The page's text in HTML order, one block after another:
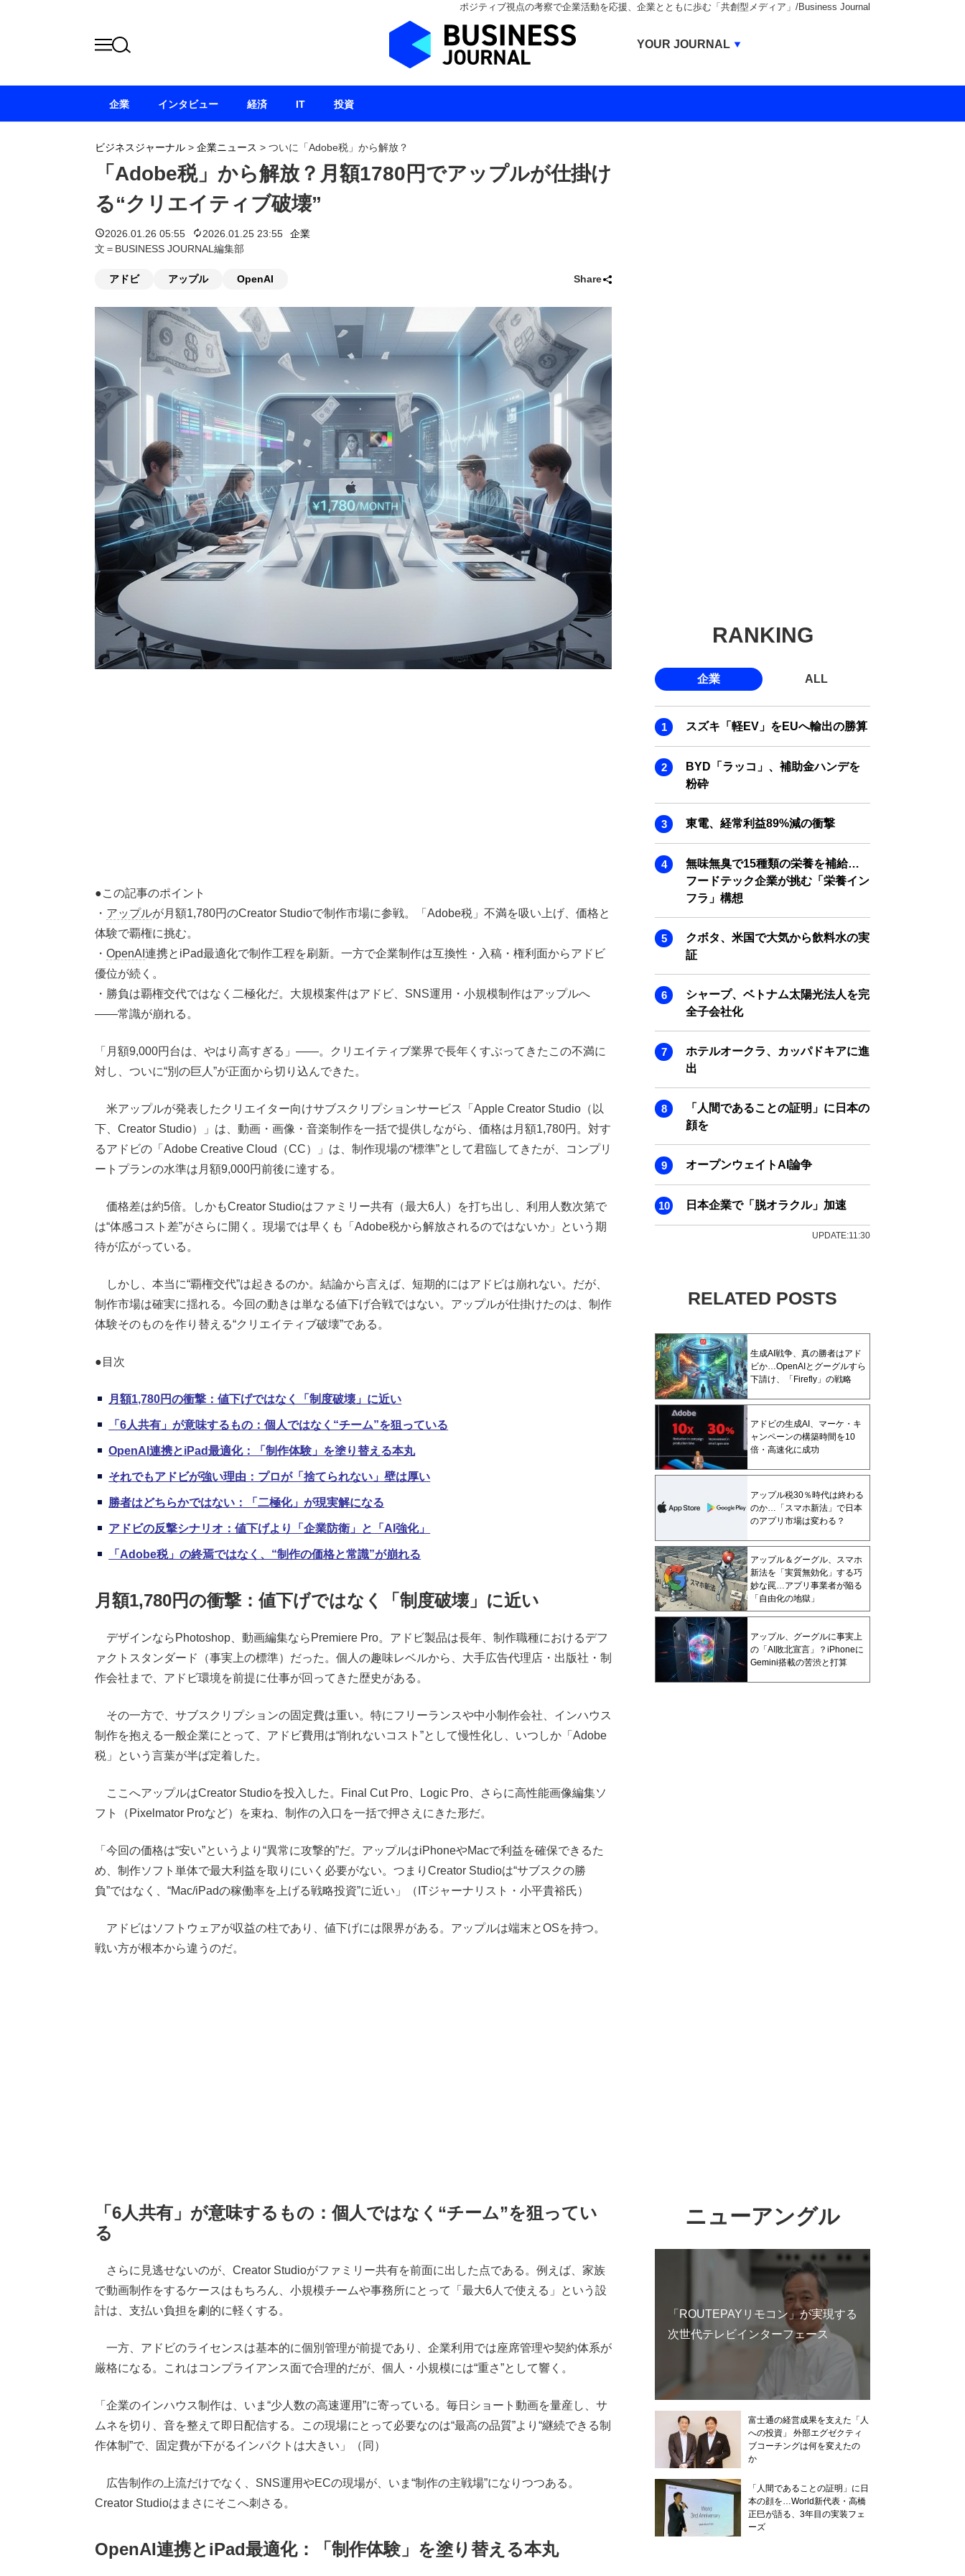
ポジティブ視点の考察で企業活動を応援、企業とともに歩む「共創型メディア」/Business Journal
ビジネスジャーナル > 企業ニュース > ついに「Adobe税」から解放？
「Adobe税」から解放？月額1780円でアップルが仕掛け
る“クリエイティブ破壊”
2026.01.26 05:55 2026.01.25 23:55
企業
文＝BUSINESS JOURNAL編集部
アドビ アップル OpenAI Share
●この記事のポイント
・ アップルが月額1,780円のCreator Studioで制作市場に参戦。「Adobe税」不満を吸い上げ、価格と
体験で覇権に挑む。
・ OpenAI 連携とiPad最適化で制作工程を刷新。一方で企業制作は互換性・入稿・権利面からアドビ
優位が続く。
・勝負は覇権交代ではなく二極化だ。大規模案件はアドビ、SNS運用・小規模制作はアップルへ
――常識が崩れる。
「月額9,000円台は、やはり高すぎる」――。クリエイティブ業界で長年くすぶってきたこの不満に
対し、ついに“別の巨人”が正面から切り込んできた。
米アップルが発表したクリエイター向けサブスクリプションサービス「Apple Creator Studio（以
下、Creator Studio）」は、動画・画像・音楽制作を一括で提供しながら、価格は月額1,780円。対す
るアドビの「Adobe Creative Cloud（CC）」は、制作現場の“標準”として君臨してきたが、コンプリ
ートプランの水準は月額9,000円前後に達する。
価格差は約5倍。しかもCreator Studioはファミリー共有（最大6人）を打ち出し、利用人数次第で
は“体感コスト差”がさらに開く。現場では早くも「Adobe税から解放されるのではないか」という期
待が広がっている。
しかし、本当に“覇権交代”は起きるのか。結論から言えば、短期的にはアドビは崩れない。だが、
制作市場は確実に揺れる。今回の動きは単なる値下げ合戦ではない。アップルが仕掛けたのは、制作
体験そのものを作り替える“クリエイティブ破壊”である。
●目次
月額1,780円の衝撃：値下げではなく「制度破壊」に近い
「6人共有」が意味するもの：個人ではなく“チーム”を狙っている
OpenAI連携とiPad最適化：「制作体験」を塗り替える本丸
それでもアドビが強い理由：プロが「捨てられない」壁は厚い
勝者はどちらかではない：「二極化」が現実解になる
アドビの反撃シナリオ：値下げより「企業防衛」と「AI強化」
「Adobe税」の終焉ではなく、“制作の価格と常識”が崩れる
月額1,780円の衝撃：値下げではなく「制度破壊」に近い
デザインならPhotoshop、動画編集ならPremiere Pro。アドビ製品は長年、制作職種におけるデフ
ァクトスタンダード（事実上の標準）だった。個人の趣味レベルから、大手広告代理店・出版社・制
作会社まで、アドビ環境を前提に仕事が回ってきた歴史がある。
その一方で、サブスクリプションの固定費は重い。特にフリーランスや中小制作会社、インハウス
制作を抱える一般企業にとって、アドビ費用は“削れないコスト”として慢性化し、いつしか「Adobe
税」という言葉が半ば定着した。
ここへアップルはCreator Studioを投入した。Final Cut Pro、Logic Pro、さらに高性能画像編集ソ
フト（Pixelmator Proなど）を束ね、制作の入口を一括で押さえにきた形だ。
「今回の価格は“安い”というより“異常に攻撃的”だ。アップルはiPhoneやMacで利益を確保できるた
め、制作ソフト単体で最大利益を取りにいく必要がない。つまりCreator Studioは“サブスクの勝
負”ではなく、“Mac/iPadの稼働率を上げる戦略投資”に近い」（ITジャーナリスト・小平貴裕氏）
アドビはソフトウェアが収益の柱であり、値下げには限界がある。アップルは端末とOSを持つ。
戦い方が根本から違うのだ。
「6人共有」が意味するもの：個人ではなく“チーム”を狙ってい
る
さらに見逃せないのが、Creator Studioがファミリー共有を前面に出した点である。例えば、家族
で動画制作をするケースはもちろん、小規模チームや事務所にとって「最大6人で使える」という設
計は、支払い負担を劇的に軽くする。
一方、アドビのライセンスは基本的に個別管理が前提であり、企業利用では座席管理や契約体系が
厳格になる。これはコンプライアンス面で合理的だが、個人・小規模には“重さ”として響く。
「企業のインハウス制作は、いま“少人数の高速運用”に寄っている。毎日ショート動画を量産し、サ
ムネを切り、音を整えて即日配信する。この現場にとって必要なのは“最高の品質”より“継続できる制
作体制”で、固定費が下がるインパクトは大きい」（同）
広告制作の上流だけでなく、SNS運用やECの現場が、いま“制作の主戦場”になりつつある。
Creator Studioはまさにそこへ刺さる。
OpenAI連携とiPad最適化：「制作体験」を塗り替える本丸
RANKING
企業 ALL
スズキ「軽EV」をEUへ輸出の勝算
BYD「ラッコ」、補助金ハンデを
粉砕
東電、経常利益89%減の衝撃
無味無臭で15種類の栄養を補給…
フードテック企業が挑む「栄養イン
フラ」構想
クボタ、米国で大気から飲料水の実
証
シャープ、ベトナム太陽光法人を完
全子会社化
ホテルオークラ、カッパドキアに進
出
「人間であることの証明」に日本の
顔を
オープンウェイトAI論争
日本企業で「脱オラクル」加速
UPDATE:11:30
RELATED POSTS
生成AI戦争、真の勝者はアド
ビか…OpenAIとグーグルすら
下請け、「Firefly」の戦略
アドビの生成AI、マーケ・キ
ャンペーンの構築時間を10
倍・高速化に成功
アップル税30％時代は終わる
のか…「スマホ新法」で日本
のアプリ市場は変わる？
アップル＆グーグル、スマホ
新法を「実質無効化」する巧
妙な罠…アプリ事業者が陥る
「自由化の地獄」
アップル、グーグルに事実上
の「AI敗北宣言」？iPhoneに
Gemini搭載の苦渋と打算
ニューアングル
「ROUTEPAYリモコン」が実現する
次世代テレビインターフェース
富士通の経営成果を支えた「人
への投資」 外部エグゼクティ
ブコーチングは何を変えたの
か
「人間であることの証明」に日
本の顔を…World新代表・高橋
正巳が語る、3年目の実装フェ
ーズ
企業 インタビュー 経済 IT 投資
YOUR JOURNAL
BUSINESS JOURNAL